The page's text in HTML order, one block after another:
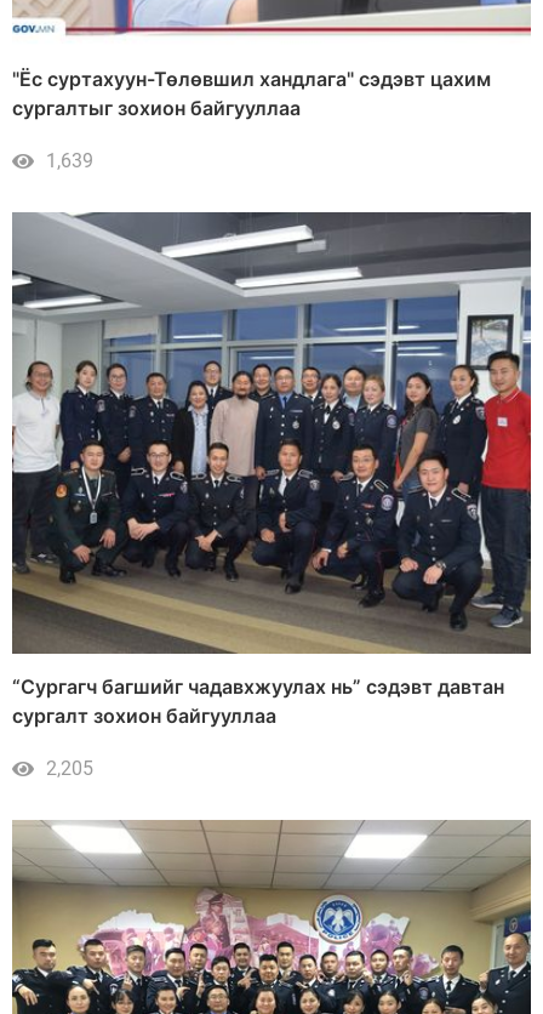
"Ёс суртахуун-Төлөвшил хандлага" сэдэвт цахим
сургалтыг зохион байгууллаа
1,639
“Сургагч багшийг чадавхжуулах нь” сэдэвт давтан
сургалт зохион байгууллаа
2,205